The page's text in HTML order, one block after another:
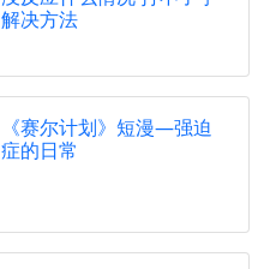
解决方法
《赛尔计划》短漫—强迫
症的日常